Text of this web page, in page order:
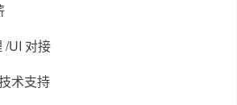
/UI 对接
术支持